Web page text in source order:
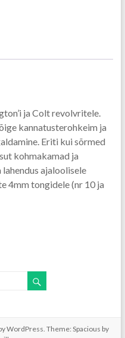
ja Colt revolvritele.
kannatusterohkeim ja
Eriti kui sõrmed
kohmakamad ja
ajaloolisele
4mm tongidele (nr 10 ja
WordPress. Theme: Spacious by